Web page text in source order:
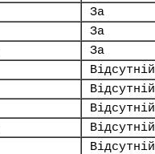
За
За
За
Відсутній
Відсутній
Відсутній
Відсутній
Відсутній